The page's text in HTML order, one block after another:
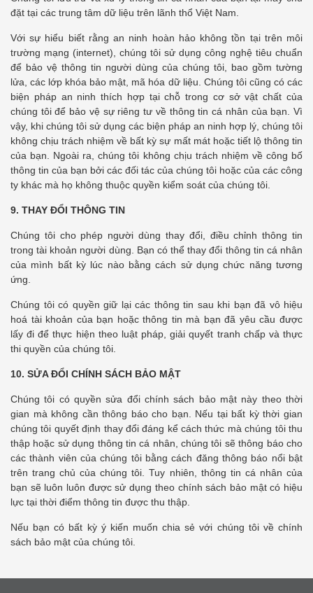
đặt tại các trung tâm dữ liệu trên lãnh thổ Việt Nam.
Với sự hiểu biết rằng an ninh hoàn hảo không tồn tại trên môi
trường mạng (internet), chúng tôi sử dụng công nghệ tiêu chuẩn
để bảo vệ thông tin người dùng của chúng tôi, bao gồm tường
lửa, các lớp khóa bảo mật, mã hóa dữ liệu. Chúng tôi cũng có các
biện pháp an ninh thích hợp tại chỗ trong cơ sở vật chất của
chúng tôi để bảo vệ sự riêng tư về thông tin cá nhân của bạn. Vì
vậy, khi chúng tôi sử dụng các biện pháp an ninh hợp lý, chúng tôi
không chịu trách nhiệm về bất kỳ sự mất mát hoặc tiết lộ thông tin
của bạn. Ngoài ra, chúng tôi không chịu trách nhiệm về công bố
thông tin của bạn bởi các đối tác của chúng tôi hoặc của các công
ty khác mà họ không thuộc quyền kiểm soát của chúng tôi.
9. THAY ĐỔI THÔNG TIN
Chúng tôi cho phép người dùng thay đổi, điều chỉnh thông tin
trong tài khoản người dùng. Bạn có thể thay đổi thông tin cá nhân
của mình bất kỳ lúc nào bằng cách sử dụng chức năng tương
ứng.
Chúng tôi có quyền giữ lại các thông tin sau khi bạn đã vô hiệu
hoá tài khoản của bạn hoặc thông tin mà bạn đã yêu cầu được
lấy đi để thực hiện theo luật pháp, giải quyết tranh chấp và thực
thi quyền của chúng tôi.
10. SỬA ĐỔI CHÍNH SÁCH BẢO MẬT
Chúng tôi có quyền sửa đổi chính sách bảo mật này theo thời
gian mà không cần thông báo cho bạn. Nếu tại bất kỳ thời gian
chúng tôi quyết định thay đổi đáng kể cách thức mà chúng tôi thu
thập hoặc sử dụng thông tin cá nhân, chúng tôi sẽ thông báo cho
các thành viên của chúng tôi bằng cách đăng thông báo nổi bật
trên trang chủ của chúng tôi. Tuy nhiên, thông tin cá nhân của
bạn sẽ luôn luôn được sử dụng theo chính sách bảo mật có hiệu
lực tại thời điểm thông tin được thu thập.
Nếu bạn có bất kỳ ý kiến muốn chia sẻ với chúng tôi về chính
sách bảo mật của chúng tôi.